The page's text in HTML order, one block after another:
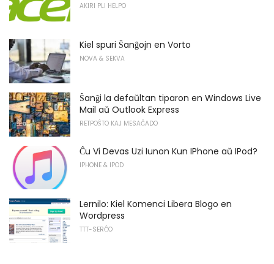
AKIRI PLI HELPO
Kiel spuri Ŝanĝojn en Vorto
NOVA & SEKVA
Ŝanĝi la defaŭltan tiparon en Windows Live
Mail aŭ Outlook Express
RETPOŜTO KAJ MESAĜADO
Ĉu Vi Devas Uzi Iunon Kun IPhone aŭ IPod?
IPHONE & IPOD
Lernilo: Kiel Komenci Libera Blogo en
Wordpress
TTT-SERĈO